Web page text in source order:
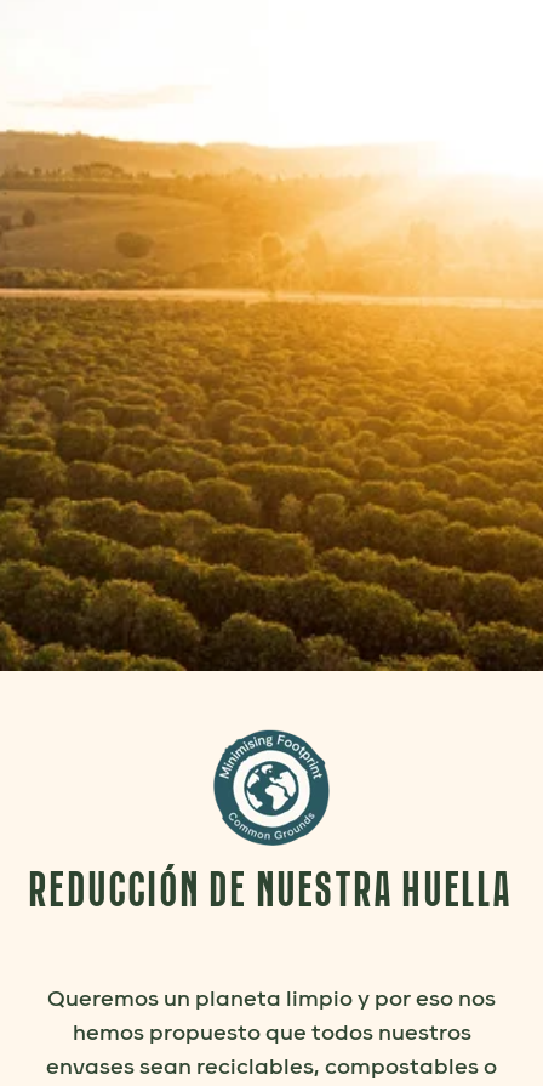
REDUCCIÓN DE NUESTRA HUELLA
Queremos un planeta limpio y por eso nos
hemos propuesto que todos nuestros
envases sean reciclables, compostables o